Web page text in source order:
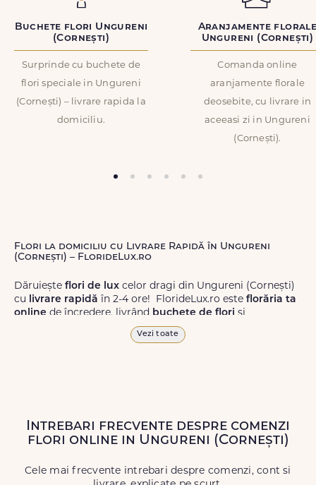
Buchete flori Ungureni
(Cornești)
Surprinde cu buchete de
flori speciale in Ungureni
(Cornești) – livrare rapida la
domiciliu.
Aranjamente
Ungureni (Cornești)
Comanda online
aranjamente florale
deosebite, cu livrare in
aceeasi zi in Ungureni
(Cornești).
Flori la domiciliu cu Livrare Rapidă în Ungureni
(Cornești) – FlorideLux.ro
Dăruiește flori de lux celor dragi din Ungureni (Cornești)
cu livrare rapidă în 2-4 ore! FlorideLux.ro este florăria ta
online de încredere, livrând buchete de flori și
de calitate superioară în Ungureni
(Cornești) și în toată România.
Livrăm buchete de flori chiar și în weekend, pentru ca tu
Vezi toate
Intrebari frecvente despre comenzi
flori online in Ungureni (Cornești)
Cele mai frecvente intrebari despre comenzi, cont si